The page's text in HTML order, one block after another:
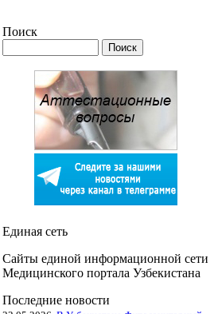
Поиск
Единая сеть
Сайты единой информационной сети
Медицинского портала Узбекистана
Последние новости